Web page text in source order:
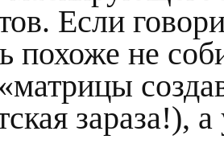
Если
похоже не
зараза!),